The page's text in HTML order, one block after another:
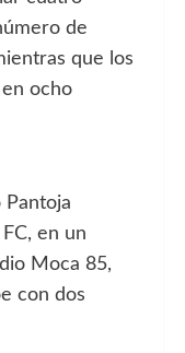
de
que los
ocho
Pantoja
en un
Moca 85,
con dos